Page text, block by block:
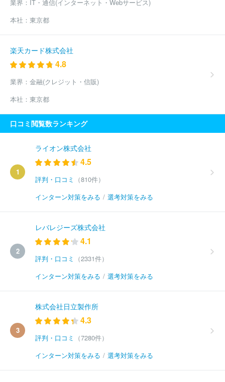
業界： IT・通信(インターネット・Webサービス)
本社： 東京都
楽天カード株式会社
4.8
業界： 金融(クレジット・信販)
本社： 東京都
口コミ閲覧数ランキング
1
ライオン株式会社
4.5
評判・口コミ
（810件）
インターン対策をみる / 選考対策をみる
2
レバレジーズ株式会社
4.1
評判・口コミ
（2331件）
インターン対策をみる / 選考対策をみる
3
株式会社日立製作所
4.3
評判・口コミ
（7280件）
インターン対策をみる / 選考対策をみる